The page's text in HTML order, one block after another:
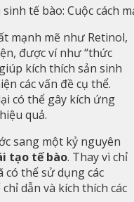
tế bào: Cuộc cách
mạnh mẽ như Retinol,
được ví như “thức
kích thích sản sinh
các vấn đề cụ thể.
có thể gây kích ứng
quả.
sang một kỷ nguyên
tạo tế bào. Thay vì chỉ
có thể sử dụng các
dẫn và kích thích các